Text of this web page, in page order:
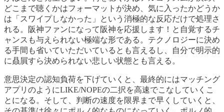
どこまで聴くかはフォーマットが決め、気に入ったかどうか
は「スワイプしなかった」という消極的な反応だけで処理さ
れる。阪神ファンになって阪神を応援します！と自覚するチ
ャンスも与えられない極端な形である。テクノロジーに決め
る手間も省いていただいているとも言えるし、自分で明示的
に贔屓すら決められない悲しい状態とも言える。
意思決定の認知負荷を下げていくと、最終的にはマッチング
アプリのようにLIKE/NOPEの二択を高速でこなしていくこ
とになる。そして、判断の速度を限界まで早くしていくと、